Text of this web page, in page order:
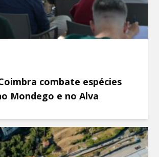
combate espécies
Mondego e no Alva